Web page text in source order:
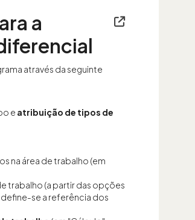
a
através da seguinte
e atribuição de tipos de
na área de trabalho (em
trabalho (a partir das opções
define-se a referência dos